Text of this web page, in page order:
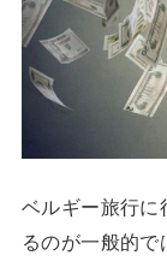
ベルギー旅行に
るのが一般的で